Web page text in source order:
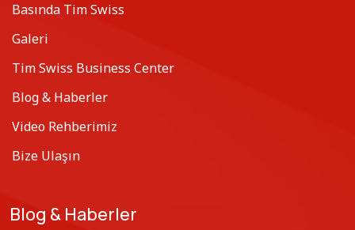
Basında Tim Swiss
Galeri
Tim Swiss Business Center
Blog & Haberler
Video Rehberimiz
Bize Ulaşın
Blog & Haberler